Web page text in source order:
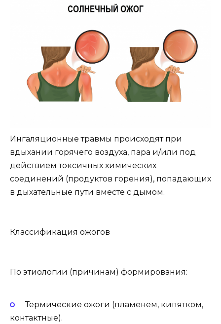
Ингаляционные травмы происходят при
вдыхании горячего воздуха, пара и/или под
действием токсичных химических
соединений (продуктов горения), попадающих
в дыхательные пути вместе с дымом.
Классификация ожогов
По этиологии (причинам) формирования:
Термические ожоги (пламенем, кипятком,
контактные).